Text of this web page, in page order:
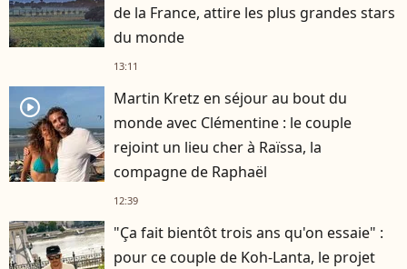
de la France, attire les plus grandes stars
du monde
13:11
player2
Martin Kretz en séjour au bout du
monde avec Clémentine : le couple
rejoint un lieu cher à Raïssa, la
compagne de Raphaël
12:39
"Ça fait bientôt trois ans qu'on essaie" :
pour ce couple de Koh-Lanta, le projet